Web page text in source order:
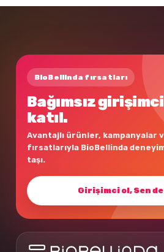
BioBellinda fırsatları
Bağımsız
katıl.
Avantajlı ürünler, kampanyalar
fırsatlarıyla BioBellinda
taşı.
Girişimci ol, Sen